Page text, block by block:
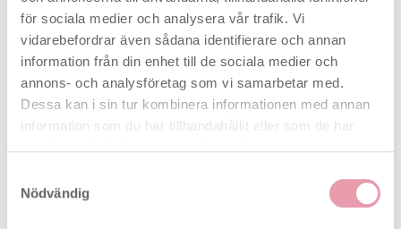
för sociala medier och analysera vår trafik. Vi
vidarebefordrar även sådana identifierare och annan
information från din enhet till de sociala medier och
annons- och analysföretag som vi samarbetar med.
Dessa kan i sin tur kombinera informationen med annan
information som du har tillhandahållit eller som de har
Nödvändig
Designad för att öka chanserna för befruktning
utan att komma i vägen för intimitet. Ferti Lily-
koppen kan enkelt användas hemma för att ge dig
större kontroll över din fertilitet.
Hur man använder Ferti Lily-
Använd Ferti Lily-koppen i ägglossningsfasen i
menstruationscykeln. Du kan använda